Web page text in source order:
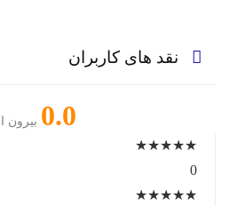
نقد های کاربران
0.0 بیرون از 5
★
★
★
★
★
★
★
★